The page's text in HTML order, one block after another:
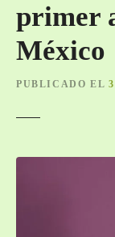
primer
México
PUBLICADO EL